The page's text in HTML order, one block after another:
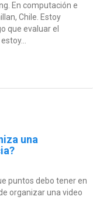
En computación e
Chile. Estoy
que evaluar el
una
puntos debo tener en
organizar una video